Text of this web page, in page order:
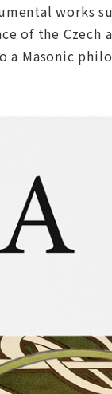
works
of the Czech
a Masonic